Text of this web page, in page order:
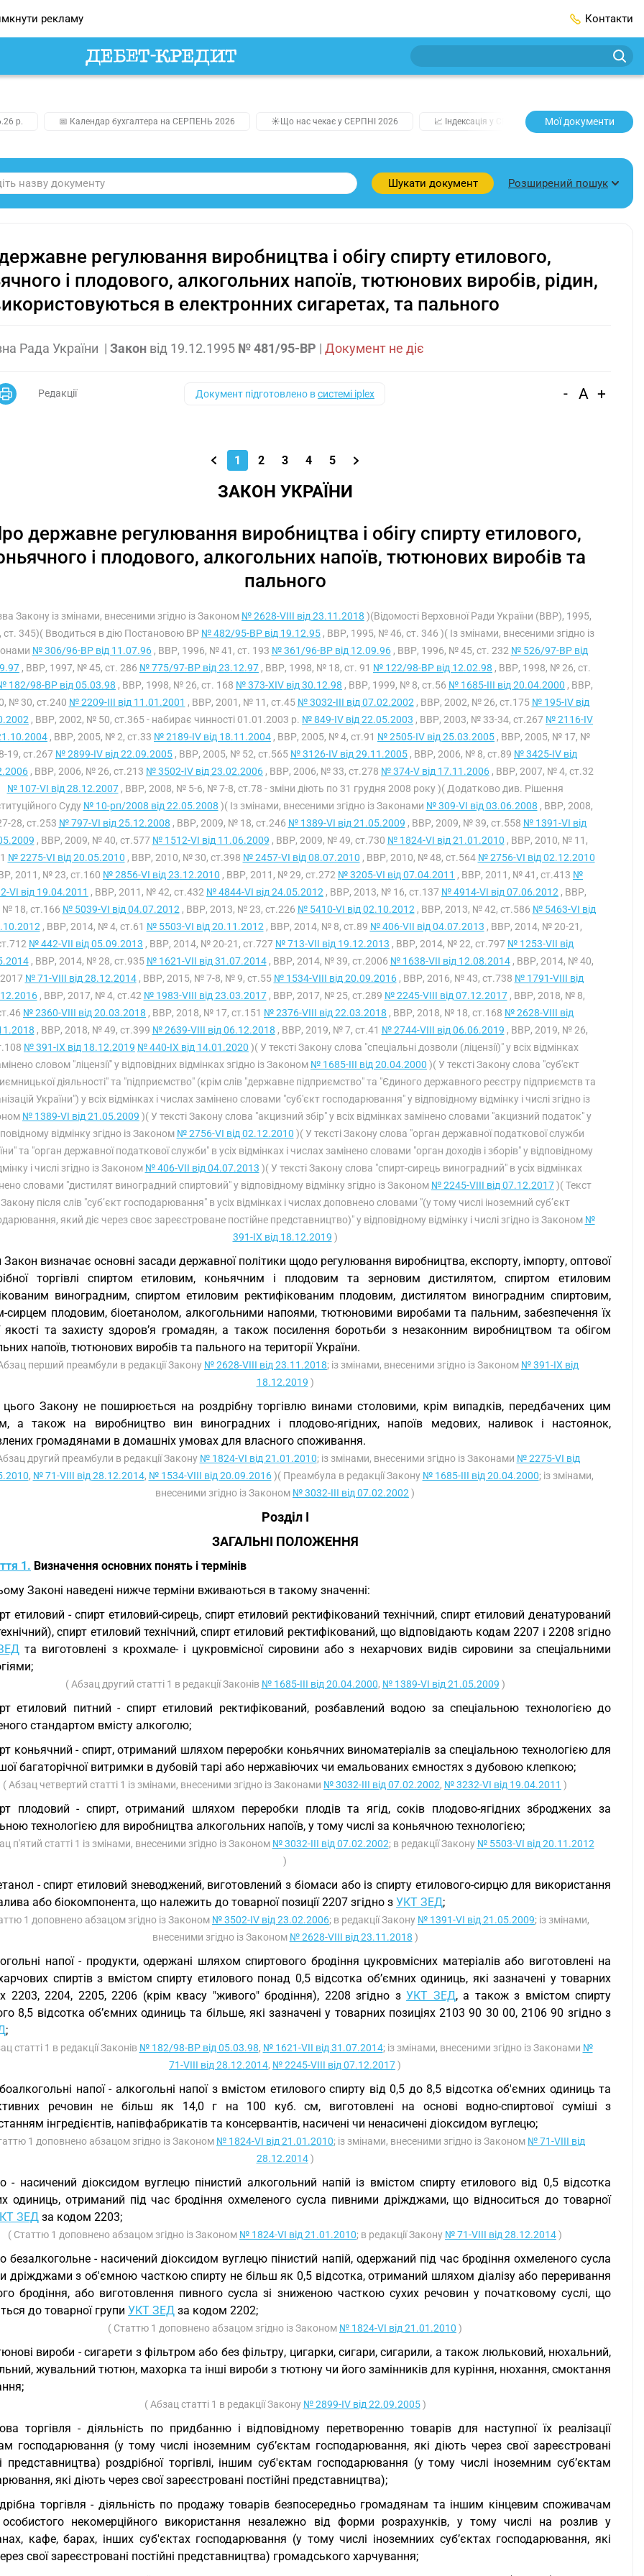
рекламу Контакти
р. 📅 Календар бухгалтера на СЕРПЕНЬ 2026 ☀️Що нас чекає у СЕРПНІ 2026 📈 Індексація у СЕРПНІ 2️⃣0️⃣2️⃣7️⃣ Усі
Мої документи
Шукати документ Розширений пошук
регулювання виробництва і обігу спирту етилового,
і плодового, алкогольних напоїв, тютюнових виробів, рідин,
в електронних сигаретах, та пального
Рада України | Закон від 19.12.1995 № 481/95-ВР | Документ не діє
Редакції Документ підготовлено всистемі iplex - A +
1 2 3 4 5
ЗАКОН УКРАЇНИ
державне регулювання виробництва і обігу спирту етилового,
і плодового, алкогольних напоїв, тютюнових виробів та
пального
Закону із змінами, внесеними згідно із Законом № 2628-VIII від 23.11.2018 )(Відомості Верховної Ради України (ВВР), 1995,
345)( Вводиться в дію Постановою ВР № 482/95-ВР від 19.12.95 , ВВР, 1995, № 46, ст. 346 )( Із змінами, внесеними згідно із
№ 306/96-ВР від 11.07.96, ВВР, 1996, № 41, ст. 193 № 361/96-ВР від 12.09.96, ВВР, 1996, № 45, ст. 232 № 526/97-ВР від
, ВВР, 1997, № 45, ст. 286 № 775/97-ВР від 23.12.97 , ВВР, 1998, № 18, ст. 91 № 122/98-ВР від 12.02.98 , ВВР, 1998, № 26, ст.
182/98-ВР від 05.03.98 , ВВР, 1998, № 26, ст. 168 № 373-XIV від 30.12.98 , ВВР, 1999, № 8, ст.56 № 1685-III від 20.04.2000 , ВВР,
№ 30, ст.240 № 2209-III від 11.01.2001 , ВВР, 2001, № 11, ст.45 № 3032-III від 07.02.2002 , ВВР, 2002, № 26, ст.175 № 195-IV від
, ВВР, 2002, № 50, ст.365 - набирає чинності 01.01.2003 р. № 849-IV від 22.05.2003 , ВВР, 2003, № 33-34, ст.267 № 2116-IV
, ВВР, 2005, № 2, ст.33 № 2189-IV від 18.11.2004 , ВВР, 2005, № 4, ст.91 № 2505-IV від 25.03.2005 , ВВР, 2005, № 17, №
19, ст.267 № 2899-IV від 22.09.2005 , ВВР, 2005, № 52, ст.565 № 3126-IV від 29.11.2005 , ВВР, 2006, № 8, ст.89 № 3425-IV від
, ВВР, 2006, № 26, ст.213 № 3502-IV від 23.02.2006 , ВВР, 2006, № 33, ст.278 № 374-V від 17.11.2006 , ВВР, 2007, № 4, ст.32
№ 107-VI від 28.12.2007, ВВР, 2008, № 5-6, № 7-8, ст.78 - зміни діють по 31 грудня 2008 року )( Додатково див. Рішення
Суду № 10-рп/2008 від 22.05.2008 )( Із змінами, внесеними згідно із Законами № 309-VI від 03.06.2008 , ВВР, 2008,
28, ст.253 № 797-VI від 25.12.2008 , ВВР, 2009, № 18, ст.246 № 1389-VI від 21.05.2009 , ВВР, 2009, № 39, ст.558 № 1391-VI від
, ВВР, 2009, № 40, ст.577 № 1512-VI від 11.06.2009 , ВВР, 2009, № 49, ст.730 № 1824-VI від 21.01.2010 , ВВР, 2010, № 11,
№ 2275-VI від 20.05.2010 , ВВР, 2010, № 30, ст.398 № 2457-VI від 08.07.2010 , ВВР, 2010, № 48, ст.564 № 2756-VI від 02.12.2010
2011, № 23, ст.160 № 2856-VI від 23.12.2010 , ВВР, 2011, № 29, ст.272 № 3205-VI від 07.04.2011 , ВВР, 2011, № 41, ст.413 №
VI від 19.04.2011 , ВВР, 2011, № 42, ст.432 № 4844-VI від 24.05.2012 , ВВР, 2013, № 16, ст.137 № 4914-VI від 07.06.2012 , ВВР,
№ 18, ст.166 № 5039-VI від 04.07.2012 , ВВР, 2013, № 23, ст.226 № 5410-VI від 02.10.2012 , ВВР, 2013, № 42, ст.586 № 5463-VI від
, ВВР, 2014, № 4, ст.61 № 5503-VI від 20.11.2012 , ВВР, 2014, № 8, ст.89 № 406-VII від 04.07.2013 , ВВР, 2014, № 20-21,
№ 442-VII від 05.09.2013 , ВВР, 2014, № 20-21, ст.727 № 713-VII від 19.12.2013 , ВВР, 2014, № 22, ст.797 № 1253-VII від
, ВВР, 2014, № 28, ст.935 № 1621-VII від 31.07.2014, ВВР, 2014, № 39, ст.2006 № 1638-VII від 12.08.2014, ВВР, 2014, № 40,
№ 71-VIII від 28.12.2014, ВВР, 2015, № 7-8, № 9, ст.55 № 1534-VIII від 20.09.2016, ВВР, 2016, № 43, ст.738 № 1791-VIII від
, ВВР, 2017, № 4, ст.42 № 1983-VIII від 23.03.2017, ВВР, 2017, № 25, ст.289 № 2245-VIII від 07.12.2017, ВВР, 2018, № 8,
№ 2360-VIII від 20.03.2018 , ВВР, 2018, № 17, ст.151 № 2376-VIII від 22.03.2018 , ВВР, 2018, № 18, ст.168 № 2628-VIII від
, ВВР, 2018, № 49, ст.399 № 2639-VIII від 06.12.2018 , ВВР, 2019, № 7, ст.41 № 2744-VIII від 06.06.2019 , ВВР, 2019, № 26,
№ 391-IX від 18.12.2019 № 440-IX від 14.01.2020 )( У тексті Закону слова "спеціальні дозволи (ліцензії)" у всіх відмінках
словом "ліцензії" у відповідних відмінках згідно із Законом № 1685-III від 20.04.2000 )( У тексті Закону слова "суб'єкт
діяльності" та "підприємство" (крім слів "державне підприємство" та "Єдиного державного реєстру підприємств та
України") у всіх відмінках і числах замінено словами "суб'єкт господарювання" у відповідному відмінку і числі згідно із
№ 1389-VI від 21.05.2009 )( У тексті Закону слова "акцизний збір" у всіх відмінках замінено словами "акцизний податок" у
відмінку згідно із Законом № 2756-VI від 02.12.2010 )( У тексті Закону слова "орган державної податкової служби
та "орган державної податкової служби" в усіх відмінках і числах замінено словами "орган доходів і зборів" у відповідному
і числі згідно із Законом № 406-VII від 04.07.2013 )( У тексті Закону слова "спирт-сирець виноградний" в усіх відмінках
словами "дистилят виноградний спиртовий" у відповідному відмінку згідно із Законом № 2245-VIII від 07.12.2017)( Текст
Закону після слів "суб’єкт господарювання" в усіх відмінках і числах доповнено словами "(у тому числі іноземний суб’єкт
який діє через своє зареєстроване постійне представництво)" у відповідному відмінку і числі згідно із Законом №
391-IX від 18.12.2019 )
Закон визначає основні засади державної політики щодо регулювання виробництва, експорту, імпорту, оптової
торгівлі спиртом етиловим, коньячним і плодовим та зерновим дистилятом, спиртом етиловим
виноградним, спиртом етиловим ректифікованим плодовим, дистилятом виноградним спиртовим,
сирцем плодовим, біоетанолом, алкогольними напоями, тютюновими виробами та пальним, забезпечення їх
якості та захисту здоров’я громадян, а також посилення боротьби з незаконним виробництвом та обігом
напоїв, тютюнових виробів та пального на території України.
перший преамбули в редакції Закону № 2628-VIII від 23.11.2018; із змінами, внесеними згідно із Законом № 391-IX від
18.12.2019 )
цього Закону не поширюється на роздрібну торгівлю винами столовими, крім випадків, передбачених цим
а також на виробництво вин виноградних і плодово-ягідних, напоїв медових, наливок і настоянок,
громадянами в домашніх умовах для власного споживання.
другий преамбули в редакції Закону № 1824-VI від 21.01.2010; із змінами, внесеними згідно із Законами № 2275-VI від
, № 71-VIII від 28.12.2014, № 1534-VIII від 20.09.2016)( Преамбула в редакції Закону № 1685-III від 20.04.2000; із змінами,
внесеними згідно із Законом № 3032-III від 07.02.2002 )
Розділ I
ЗАГАЛЬНІ ПОЛОЖЕННЯ
1. Визначення основних понять і термінів
Законі наведені нижче терміни вживаються в такому значенні:
етиловий - спирт етиловий-сирець, спирт етиловий ректифікований технічний, спирт етиловий денатурований
спирт етиловий технічний, спирт етиловий ректифікований, що відповідають кодам 2207 і 2208 згідно
та виготовлені з крохмале- і цукровмісної сировини або з нехарчових видів сировини за спеціальними
( Абзац другий статті 1 в редакції Законів № 1685-III від 20.04.2000, № 1389-VI від 21.05.2009 )
етиловий питний - спирт етиловий ректифікований, розбавлений водою за спеціальною технологією до
стандартом вмісту алкоголю;
коньячний - спирт, отриманий шляхом переробки коньячних виноматеріалів за спеціальною технологією для
багаторічної витримки в дубовій тарі або нержавіючих чи емальованих ємностях з дубовою клепкою;
( Абзац четвертий статті 1 із змінами, внесеними згідно із Законами № 3032-III від 07.02.2002, № 3232-VI від 19.04.2011 )
плодовий - спирт, отриманий шляхом переробки плодів та ягід, соків плодово-ягідних зброджених за
технологією для виробництва алкогольних напоїв, у тому числі за коньячною технологією;
п'ятий статті 1 із змінами, внесеними згідно із Законом № 3032-III від 07.02.2002; в редакції Закону № 5503-VI від 20.11.2012
)
- спирт етиловий зневоджений, виготовлений з біомаси або із спирту етилового-сирцю для використання
або біокомпонента, що належить до товарної позиції 2207 згідно з УКТ ЗЕД;
1 доповнено абзацом згідно із Законом № 3502-IV від 23.02.2006; в редакції Закону № 1391-VI від 21.05.2009; із змінами,
внесеними згідно із Законом № 2628-VIII від 23.11.2018 )
напої - продукти, одержані шляхом спиртового бродіння цукровмісних матеріалів або виготовлені на
спиртів з вмістом спирту етилового понад 0,5 відсотка об’ємних одиниць, які зазначені у товарних
2203, 2204, 2205, 2206 (крім квасу "живого" бродіння), 2208 згідно з УКТ ЗЕД, а також з вмістом спирту
8,5 відсотка об’ємних одиниць та більше, які зазначені у товарних позиціях 2103 90 30 00, 2106 90 згідно з
;
статті 1 в редакції Законів № 182/98-ВР від 05.03.98, № 1621-VII від 31.07.2014; із змінами, внесеними згідно із Законами №
71-VIII від 28.12.2014, № 2245-VIII від 07.12.2017)
напої - алкогольні напої з вмістом етилового спирту від 0,5 до 8,5 відсотка об'ємних одиниць та
речовин не більш як 14,0 г на 100 куб. см, виготовлені на основі водно-спиртової суміші з
інгредієнтів, напівфабрикатів та консервантів, насичені чи ненасичені діоксидом вуглецю;
1 доповнено абзацом згідно із Законом № 1824-VI від 21.01.2010; із змінами, внесеними згідно із Законом № 71-VIII від
28.12.2014)
- насичений діоксидом вуглецю пінистий алкогольний напій із вмістом спирту етилового від 0,5 відсотка
одиниць, отриманий під час бродіння охмеленого сусла пивними дріжджами, що відноситься до товарної
ЗЕД за кодом 2203;
( Статтю 1 доповнено абзацом згідно із Законом № 1824-VI від 21.01.2010; в редакції Закону № 71-VIII від 28.12.2014)
безалкогольне - насичений діоксидом вуглецю пінистий напій, одержаний під час бродіння охмеленого сусла
дріжджами з об'ємною часткою спирту не більш як 0,5 відсотка, отриманий шляхом діалізу або переривання
бродіння, або виготовлення пивного сусла зі зниженою часткою сухих речовин у початковому суслі, що
до товарної групи УКТ ЗЕД за кодом 2202;
( Статтю 1 доповнено абзацом згідно із Законом № 1824-VI від 21.01.2010 )
вироби - сигарети з фільтром або без фільтру, цигарки, сигари, сигарили, а також люльковий, нюхальний,
жувальний тютюн, махорка та інші вироби з тютюну чи його замінників для куріння, нюхання, смоктання
( Абзац статті 1 в редакції Закону № 2899-IV від 22.09.2005)
торгівля - діяльність по придбанню і відповідному перетворенню товарів для наступної їх реалізації
господарювання (у тому числі іноземним суб’єктам господарювання, які діють через свої зареєстровані
представництва) роздрібної торгівлі, іншим суб'єктам господарювання (у тому числі іноземним суб’єктам
які діють через свої зареєстровані постійні представництва);
торгівля - діяльність по продажу товарів безпосередньо громадянам та іншим кінцевим споживачам
некомерційного використання незалежно від форми розрахунків, у тому числі на розлив у
кафе, барах, інших суб'єктах господарювання (у тому числі іноземниих суб’єктах господарювання, які
свої зареєстровані постійні представництва) громадського харчування;